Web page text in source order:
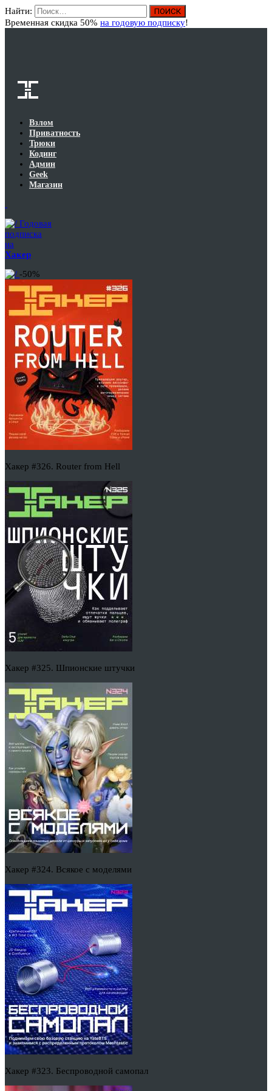
Найти:
Временная скидка 50% на годовую подписку!
Взлом
Приватность
Трюки
Кодинг
Админ
Geek
Магазин
Годовая
подписка
на
Хакер
-50%
Хакер #326. Router from Hell
Хакер #325. Шпионские штучки
Хакер #324. Всякое с моделями
Хакер #323. Беспроводной самопал